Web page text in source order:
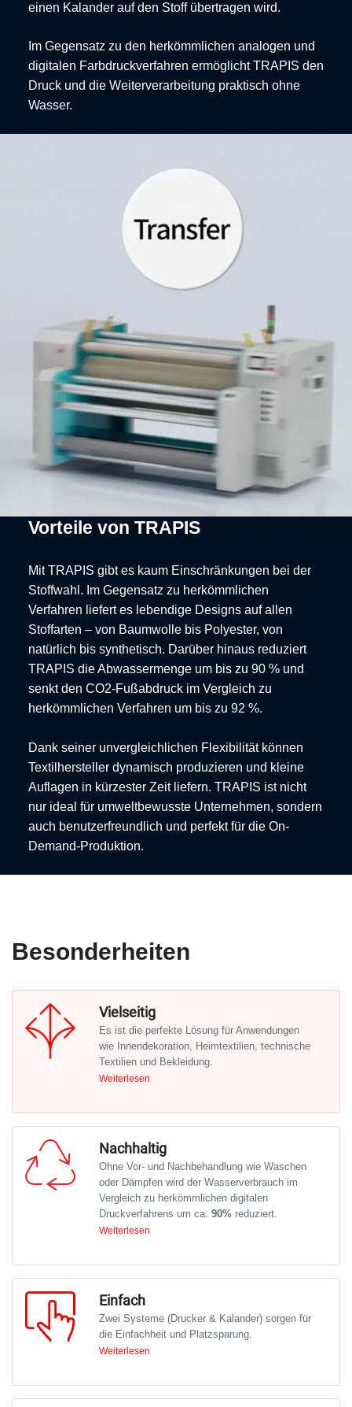
einen Kalander auf den Stoff übertragen wird.
Im Gegensatz zu den herkömmlichen analogen und
digitalen Farbdruckverfahren ermöglicht TRAPIS den
Druck und die Weiterverarbeitung praktisch ohne
Wasser.
Vorteile von TRAPIS
Mit TRAPIS gibt es kaum Einschränkungen bei der
Stoffwahl. Im Gegensatz zu herkömmlichen
Verfahren liefert es lebendige Designs auf allen
Stoffarten – von Baumwolle bis Polyester, von
natürlich bis synthetisch. Darüber hinaus reduziert
TRAPIS die Abwassermenge um bis zu 90 % und
senkt den CO2-Fußabdruck im Vergleich zu
herkömmlichen Verfahren um bis zu 92 %.
Dank seiner unvergleichlichen Flexibilität können
Textilhersteller dynamisch produzieren und kleine
Auflagen in kürzester Zeit liefern. TRAPIS ist nicht
nur ideal für umweltbewusste Unternehmen, sondern
auch benutzerfreundlich und perfekt für die On-
Demand-Produktion.
Besonderheiten
Vielseitig
Es ist die perfekte Lösung für Anwendungen
wie Innendekoration, Heimtextilien, technische
Textilien und Bekleidung.
Weiterlesen
wird somit viel Möglichkeit gegeben.
Nachhaltig
Ohne Vor- und Nachbehandlung wie Waschen
oder Dämpfen wird der Wasserverbrauch im
Vergleich zu herkömmlichen digitalen
Druckverfahrens um ca. 90% reduziert.
Weiterlesen
Vergleich zu herkömmlichen Verfahren um bis
zu 92 %.
Einfach
Zwei Systeme (Drucker & Kalander) sorgen für
die Einfachheit und Platzsparung.
Weiterlesen
TRAPIS auch für Unternehmen, die mit